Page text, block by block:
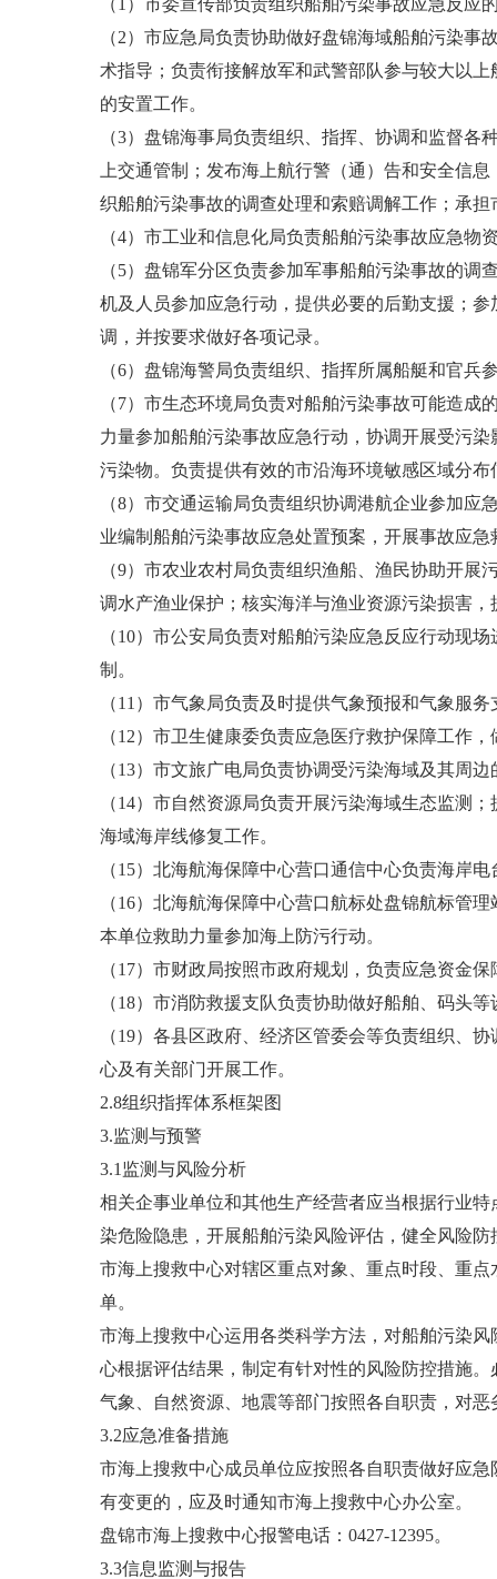
（1）市委宣传部负责组织船舶污染事故应急反
（2）市应急局负责协助做好盘锦海域船舶污染
术指导；负责衔接解放军和武警部队参与较大以
的安置工作。
（3）盘锦海事局负责组织、指挥、协调和监督
上交通管制；发布海上航行警（通）告和安全信
织船舶污染事故的调查处理和索赔调解工作；承
（4）市工业和信息化局负责船舶污染事故应急物
（5）盘锦军分区负责参加军事船舶污染事故的
机及人员参加应急行动，提供必要的后勤支援；
调，并按要求做好各项记录。
（6）盘锦海警局负责组织、指挥所属船艇和官
（7）市生态环境局负责对船舶污染事故可能造
力量参加船舶污染事故应急行动，协调开展受污
污染物。负责提供有效的市沿海环境敏感区域分
（8）市交通运输局负责组织协调港航企业参加
业编制船舶污染事故应急处置预案，开展事故应急
（9）市农业农村局负责组织渔船、渔民协助开
调水产渔业保护；核实海洋与渔业资源污染损害
（10）市公安局负责对船舶污染应急反应行动现
制。
（11）市气象局负责及时提供气象预报和气象服
（12）市卫生健康委负责应急医疗救护保障工作
（13）市文旅广电局负责协调受污染海域及其周
（14）市自然资源局负责开展污染海域生态监测
海域海岸线修复工作。
（15）北海航海保障中心营口通信中心负责海岸
（16）北海航海保障中心营口航标处盘锦航标管
本单位救助力量参加海上防污行动。
（17）市财政局按照市政府规划，负责应急资金保
（18）市消防救援支队负责协助做好船舶、码头
（19）各县区政府、经济区管委会等负责组织、
心及有关部门开展工作。
2.8组织指挥体系框架图
3.监测与预警
3.1监测与风险分析
相关企事业单位和其他生产经营者应当根据行业
染危险隐患，开展船舶污染风险评估，健全风险防
市海上搜救中心对辖区重点对象、重点时段、重
单。
市海上搜救中心运用各类科学方法，对船舶污染
心根据评估结果，制定有针对性的风险防控措施
气象、自然资源、地震等部门按照各自职责，对
3.2应急准备措施
市海上搜救中心成员单位应按照各自职责做好应
有变更的，应及时通知市海上搜救中心办公室。
盘锦市海上搜救中心报警电话：0427-12395。
3.3信息监测与报告